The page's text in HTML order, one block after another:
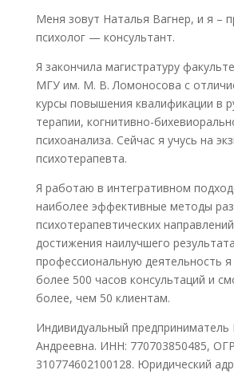
Меня зовут Наталья Вагнер, и я –
психолог — консультант.
Я закончила магистратуру
МГУ им. М. В. Ломоносова с
курсы повышения квалификации в
терапии, когнитивно-
психоанализа. Сейчас я учусь на
психотерапевта.
Я работаю в интегративном
наиболее эффективные методы
психотерапевтических
достижения наилучшего
профессиональную деятельность
более 500 часов консультаций и
более, чем 50 клиентам.
Индивидуальный предприниматель
Андреевна. ИНН: 770703850485,
310774602100128. Юридический